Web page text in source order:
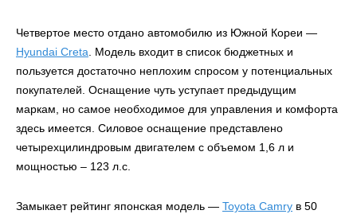
Четвертое место отдано автомобилю из Южной Кореи —
Hyundai Creta . Модель входит в список бюджетных и
пользуется достаточно неплохим спросом у потенциальных
покупателей. Оснащение чуть уступает предыдущим
маркам, но самое необходимое для управления и комфорта
здесь имеется. Силовое оснащение представлено
четырехцилиндровым двигателем с объемом 1,6 л и
мощностью – 123 л.с.
Замыкает рейтинг японская модель — Toyota Camry в 50